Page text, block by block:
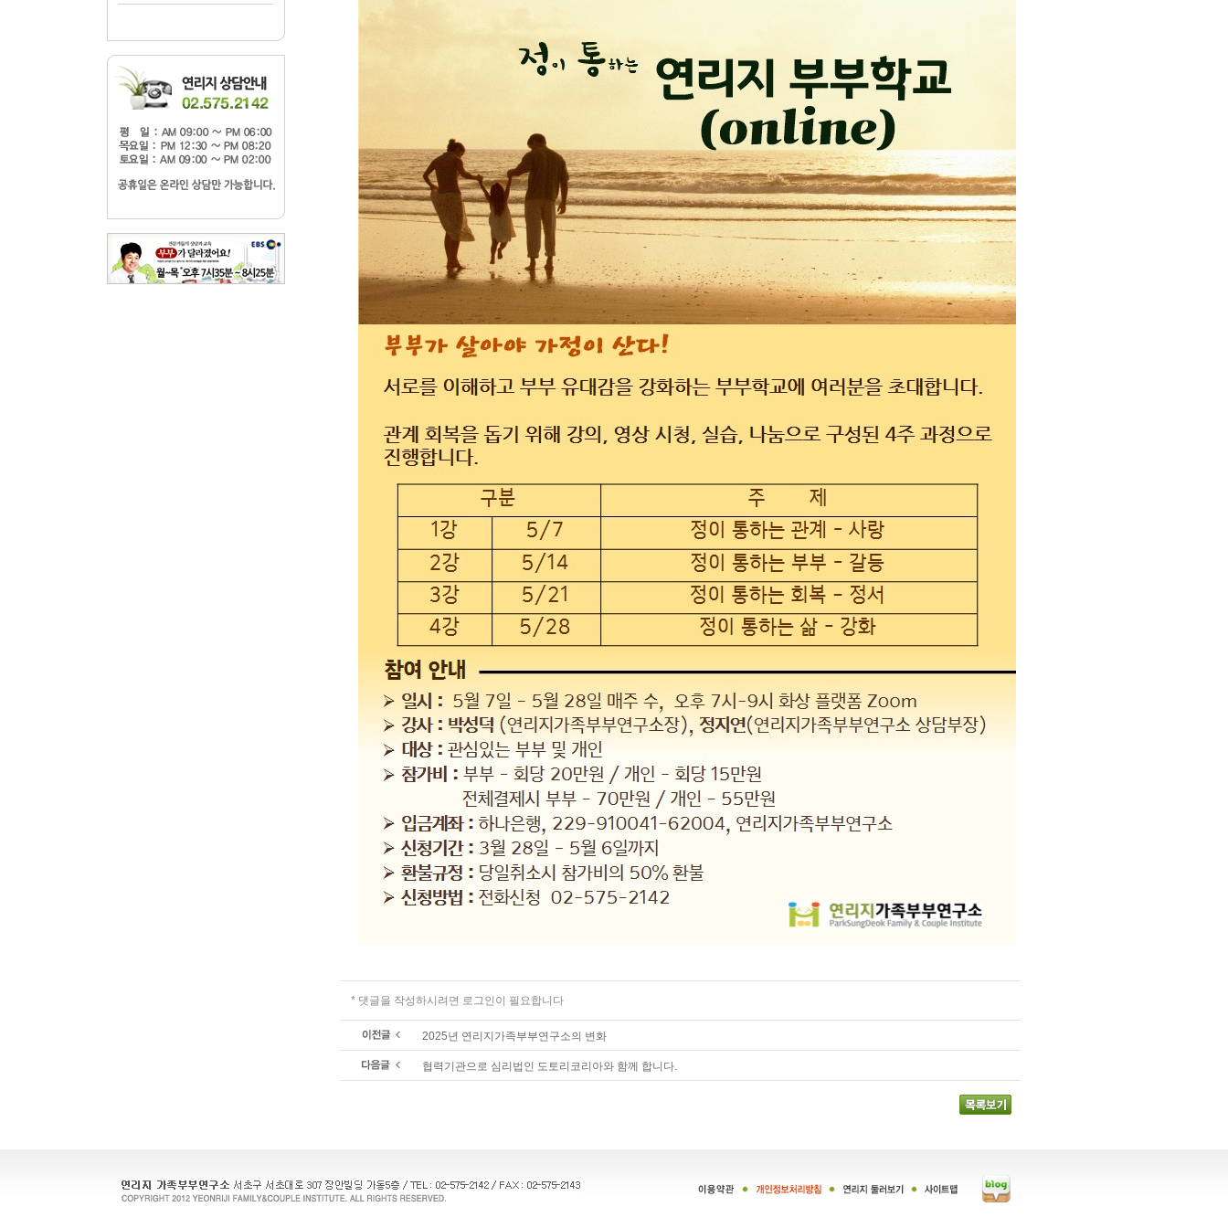
* 댓글을 작성하시려면 로그인이 필요합니다
2025년 연리지가족부부연구소의 변화
협력기관으로 심리법인 도토리코리아와 함께 합니다.